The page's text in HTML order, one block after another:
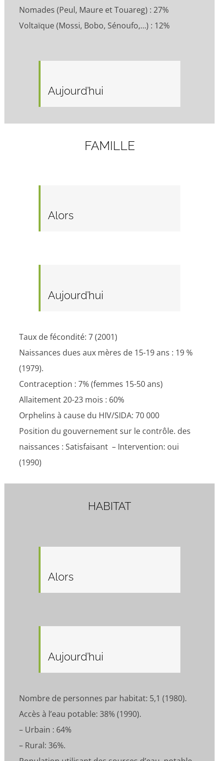
Nomades (Peul, Maure et Touareg) : 27%
Voltaïque (Mossi, Bobo, Sénoufo,…) : 12%
Aujourd’hui
FAMILLE
Alors
Aujourd’hui
Taux de fécondité: 7 (2001)
Naissances dues aux mères de 15-19 ans : 19 %
(1979).
Contraception : 7% (femmes 15-50 ans)
Allaitement 20-23 mois : 60%
Orphelins à cause du HIV/SIDA: 70 000
Position du gouvernement sur le contrôle. des
naissances : Satisfaisant – Intervention: oui
(1990)
HABITAT
Alors
Aujourd’hui
Nombre de personnes par habitat: 5,1 (1980).
Accès à l’eau potable: 38% (1990).
– Urbain : 64%
– Rural: 36%.